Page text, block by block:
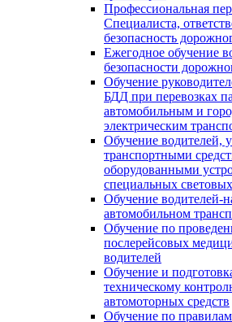
Профессиональная
Специалиста,
безопасность
Ежегодное обучение
безопасности
Обучение
БДД при перевозках
автомобильным и
электрическим
Обучение водителей,
транспортными
оборудованными
специальных
Обучение водителей-
автомобильном
Обучение по
послерейсовых
водителей
Обучение и
техническому
автомоторных средств
Обучение по